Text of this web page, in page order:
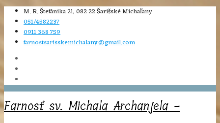
M. R. Štefánika 21, 082 22 Šarišské Michaľany
051/4582237
0911 368 759
farnostsarisskemichalany@gmail.com
Farnosť sv. Michala Archanjela -